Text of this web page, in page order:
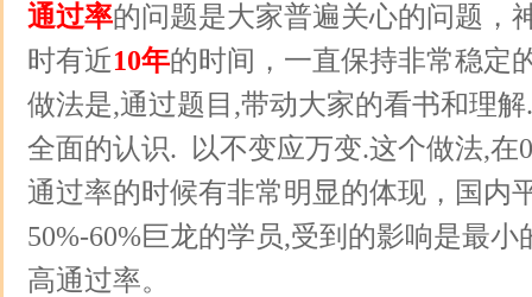
通过率的问题是大家普遍关心的问题，
时有近10年的时间，一直保持非常稳定
做法是,通过题目,带动大家的看书和理
全面的认识. 以不变应万变.这个做法,在
通过率的时候有非常明显的体现，国内
50%-60%巨龙的学员,受到的影响是最小
高通过率。